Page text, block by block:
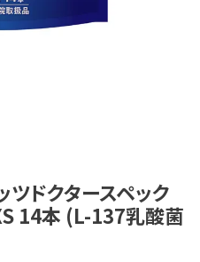
ツドクタースペック
14本 (L-137乳酸菌